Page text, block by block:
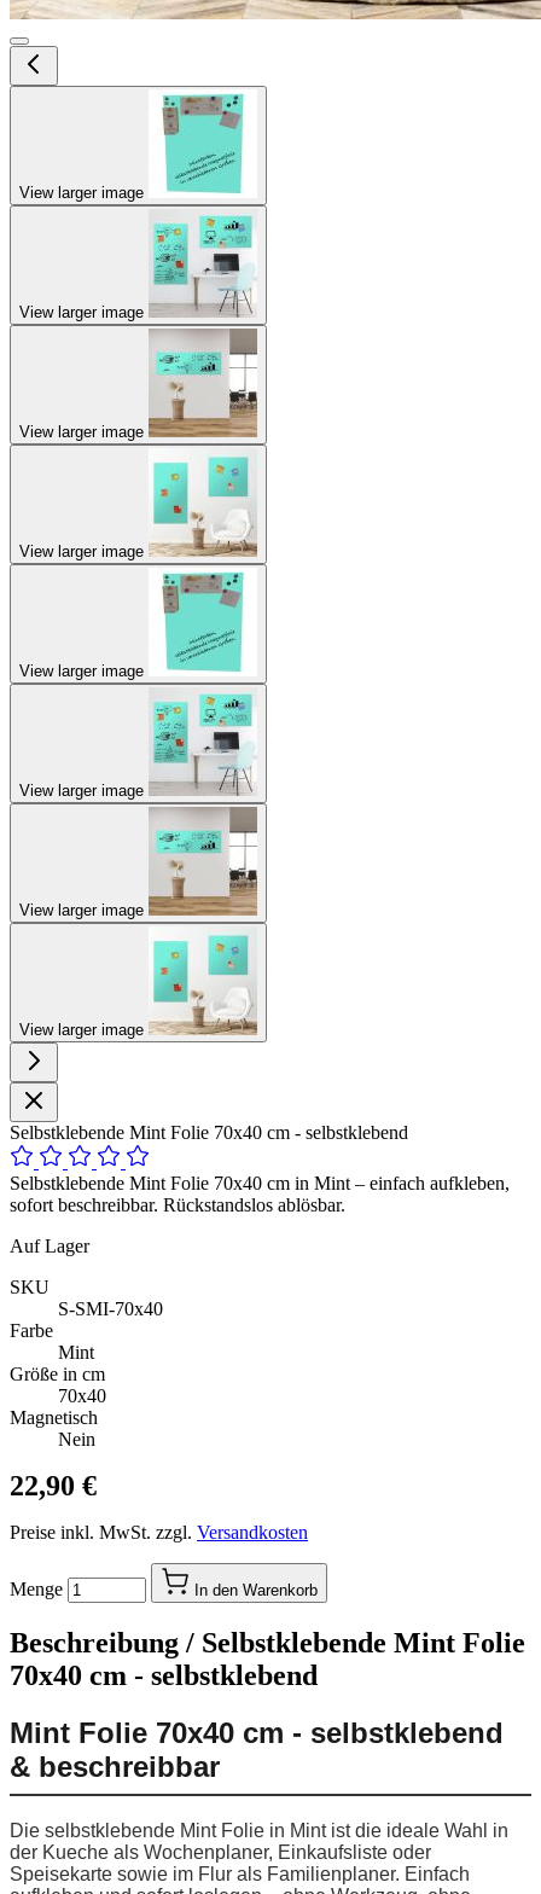
View larger image
View larger image
View larger image
View larger image
View larger image
View larger image
View larger image
View larger image
Selbstklebende Mint Folie 70x40 cm - selbstklebend
Selbstklebende Mint Folie 70x40 cm in Mint – einfach aufkleben,
sofort beschreibbar. Rückstandslos ablösbar.
Auf Lager
SKU
S-SMI-70x40
Farbe
Mint
Größe in cm
70x40
Magnetisch
Nein
22,90 €
Preise inkl. MwSt. zzgl. Versandkosten
Menge In den Warenkorb
Beschreibung / Selbstklebende Mint Folie
70x40 cm - selbstklebend
Mint Folie 70x40 cm - selbstklebend
& beschreibbar
Die selbstklebende Mint Folie in Mint ist die ideale Wahl in
der Kueche als Wochenplaner, Einkaufsliste oder
Speisekarte sowie im Flur als Familienplaner. Einfach